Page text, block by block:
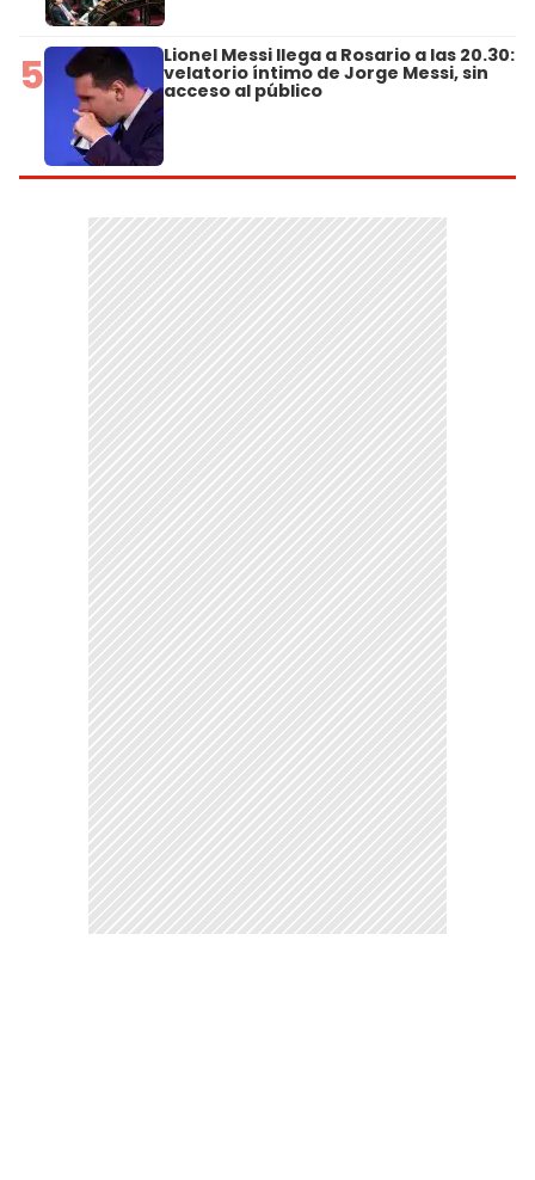
5 Lionel Messi llega a Rosario a las 20.30:
velatorio íntimo de Jorge Messi, sin
acceso al público